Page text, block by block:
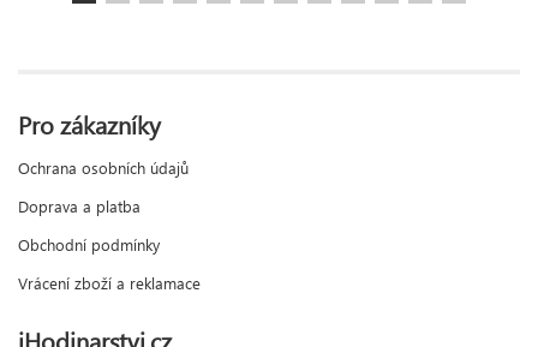
Pro zákazníky
Ochrana osobních údajů
Doprava a platba
Obchodní podmínky
Vrácení zboží a reklamace
iHodinarstvi.cz